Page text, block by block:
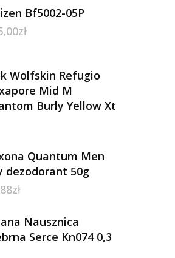
Bf5002-05P
zł
Wolfskin Refugio
Mid M
Burly Yellow Xt
Quantum Men
dezodorant 50g
zł
Nausznica
Serce Kn074 0,3